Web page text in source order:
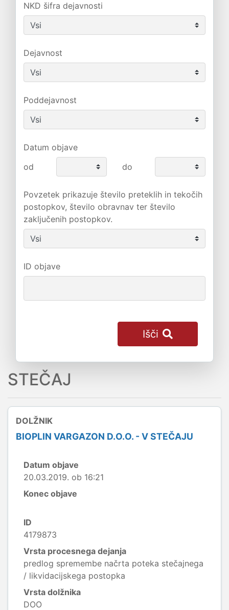
NKD šifra dejavnosti
Dejavnost
Poddejavnost
Datum objave
od
do
Povzetek prikazuje število preteklih in tekočih
postopkov, število obravnav ter število
zaključenih postopkov.
ID objave
Išči
STEČAJ
DOLŽNIK
BIOPLIN VARGAZON D.O.O. - V STEČAJU
Datum objave
20.03.2019. ob 16:21
Konec objave
ID
4179873
Vrsta procesnega dejanja
predlog spremembe načrta poteka stečajnega
/ likvidacijskega postopka
Vrsta dolžnika
DOO